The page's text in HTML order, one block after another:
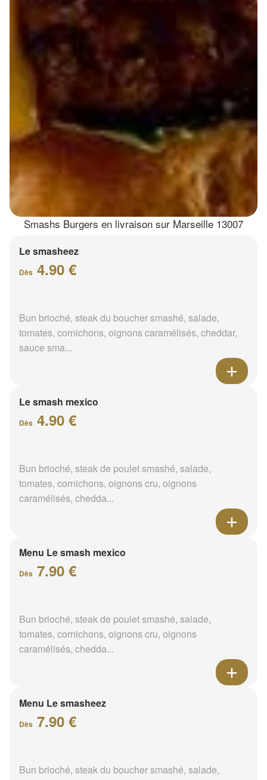
Smashs Burgers en livraison sur Marseille 13007
Le smasheez
Dès 4.90 €
Bun brioché, steak du boucher smashé, salade,
tomates, cornichons, oignons caramélisés, cheddar,
sauce sma...
Le smash mexico
Dès 4.90 €
Bun brioché, steak de poulet smashé, salade,
tomates, cornichons, oignons cru, oignons
caramélisés, chedda...
Menu Le smash mexico
Dès 7.90 €
Bun brioché, steak de poulet smashé, salade,
tomates, cornichons, oignons cru, oignons
caramélisés, chedda...
Menu Le smasheez
Dès 7.90 €
Bun brioché, steak du boucher smashé, salade,